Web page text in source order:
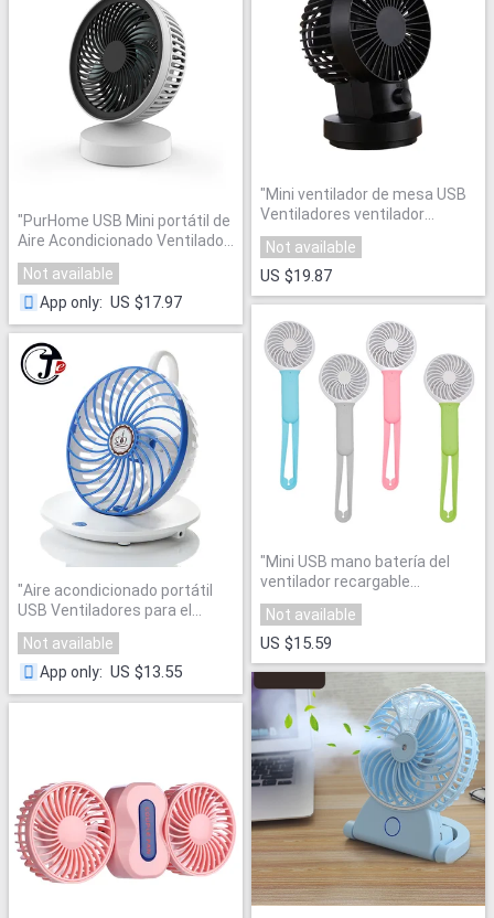
"PurHome USB Mini portátil de
Aire Acondicionado Ventilador
Pequeño"
Not available
App only: US $17.97
"Aire acondicionado portátil
USB Ventiladores para el
hogar mini ventilador aire
acondicionado ventilador
mesa de apoyo/techo/mano/
Not available
App only: US $13.55
"Mini ventilador de mesa USB
Ventiladores ventilador
soporte izquierda derecha
portátil refrigerador de aire de
refrigeración aire
acondicionado para el hogar"
Not available
US $19.87
"Mini USB mano batería del
ventilador recargable
refrigeración ventilador
portátil luz LED enfriador de
aire acondicionado ventilador
USB ajustable Sopladores"
Not available
US $15.59